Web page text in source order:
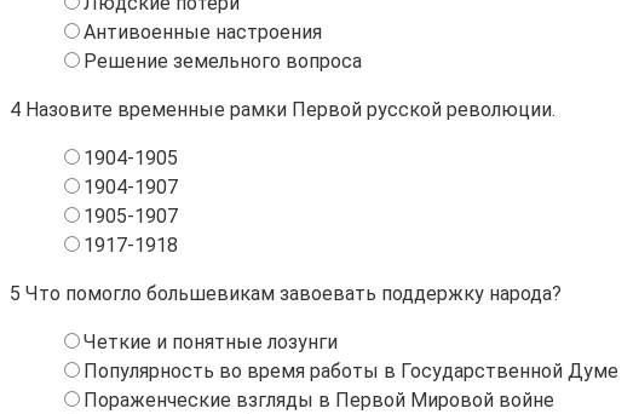
Антивоенные настроения
Решение земельного вопроса
4 Назовите временные рамки Первой русской революции.
1904-1905
1904-1907
1905-1907
1917-1918
5 Что помогло большевикам завоевать поддержку народа?
Четкие и понятные лозунги
Популярность во время работы в Государственной Думе
Пораженческие взгляды в Первой Мировой войне